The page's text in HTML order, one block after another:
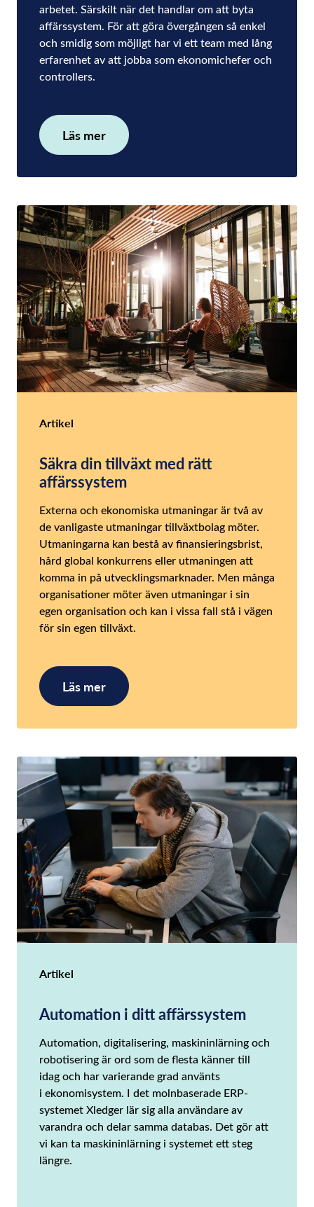
arbetet. Särskilt när det handlar om att byta
affärssystem. För att göra övergången så enkel
och smidig som möjligt har vi ett team med lång
erfarenhet av att jobba som ekonomichefer och
controllers.
Läs mer
Artikel
Säkra din tillväxt med rätt
affärssystem
Externa och ekonomiska utmaningar är två av
de vanligaste utmaningar tillväxtbolag möter.
Utmaningarna kan bestå av finansieringsbrist,
hård global konkurrens eller utmaningen att
komma in på utvecklingsmarknader. Men många
organisationer möter även utmaningar i sin
egen organisation och kan i vissa fall stå i vägen
för sin egen tillväxt.
Läs mer
Artikel
Automation i ditt affärssystem
Automation, digitalisering, maskininlärning och
robotisering är ord som de flesta känner till
idag och har varierande grad använts
i ekonomisystem. I det molnbaserade ERP-
systemet Xledger lär sig alla användare av
varandra och delar samma databas. Det gör att
vi kan ta maskininlärning i systemet ett steg
längre.